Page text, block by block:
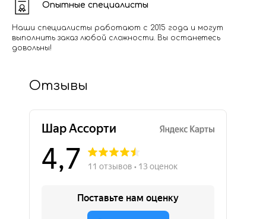
Опытные специалисты
Наши специалисты работают с 2015 года и могут
выполнить заказ любой сложности. Вы останетесь
довольны!
Отзывы